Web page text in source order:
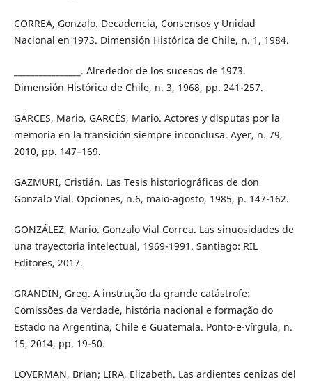
CORREA, Gonzalo. Decadencia, Consensos y Unidad
Nacional en 1973. Dimensión Histórica de Chile, n. 1, 1984.
________________. Alrededor de los sucesos de 1973.
Dimensión Histórica de Chile, n. 3, 1968, pp. 241-257.
GÁRCES, Mario, GARCÉS, Mario. Actores y disputas por la
memoria en la transición siempre inconclusa. Ayer, n. 79,
2010, pp. 147–169.
GAZMURI, Cristián. Las Tesis historiográficas de don
Gonzalo Vial. Opciones, n.6, maio-agosto, 1985, p. 147-162.
GONZÁLEZ, Mario. Gonzalo Vial Correa. Las sinuosidades de
una trayectoria intelectual, 1969-1991. Santiago: RIL
Editores, 2017.
GRANDIN, Greg. A instrução da grande catástrofe:
Comissões da Verdade, história nacional e formação do
Estado na Argentina, Chile e Guatemala. Ponto-e-vírgula, n.
15, 2014, pp. 19-50.
LOVERMAN, Brian; LIRA, Elizabeth. Las ardientes cenizas del